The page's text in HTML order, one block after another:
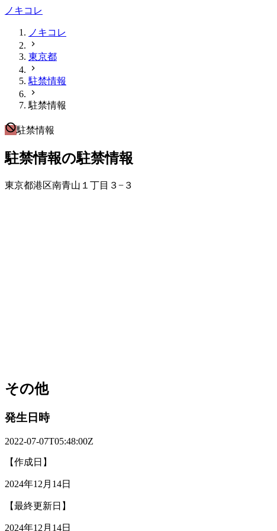
ノキコレ
ノキコレ
東京都
駐禁情報
駐禁情報
駐禁情報
駐禁情報の駐禁情報
東京都港区南青山１丁目３−３
その他
発生日時
2022-07-07T05:48:00Z
【作成日】
2024年12月14日
【最終更新日】
2024年12月14日